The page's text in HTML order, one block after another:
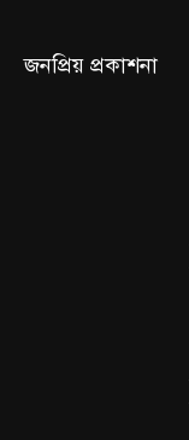
জনপ্রিয় প্রকাশনা